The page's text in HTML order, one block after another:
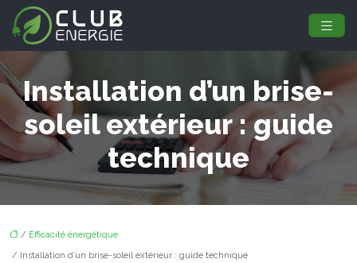
Installation d’un brise-
soleil extérieur : guide
technique
/ Efficacité énergétique
/ Installation d’un brise-soleil extérieur : guide technique